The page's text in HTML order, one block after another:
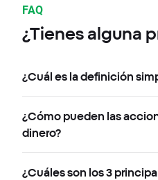
FAQ
¿Tienes alguna
¿Cuál es la definición
¿Cómo pueden las
dinero?
¿Cuáles son los 3